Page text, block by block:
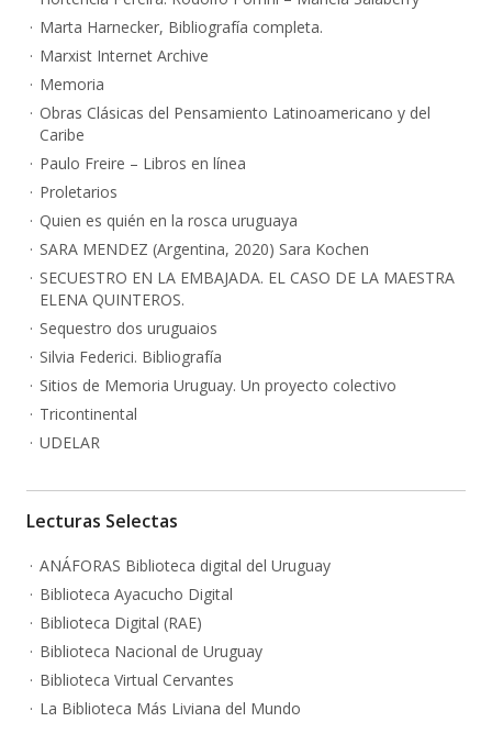
Marta Harnecker, Bibliografía completa.
Marxist Internet Archive
Memoria
Obras Clásicas del Pensamiento Latinoamericano y del
Caribe
Paulo Freire – Libros en línea
Proletarios
Quien es quién en la rosca uruguaya
SARA MENDEZ (Argentina, 2020) Sara Kochen
SECUESTRO EN LA EMBAJADA. EL CASO DE LA MAESTRA
ELENA QUINTEROS.
Sequestro dos uruguaios
Silvia Federici. Bibliografía
Sitios de Memoria Uruguay. Un proyecto colectivo
Tricontinental
UDELAR
Lecturas Selectas
ANÁFORAS Biblioteca digital del Uruguay
Biblioteca Ayacucho Digital
Biblioteca Digital (RAE)
Biblioteca Nacional de Uruguay
Biblioteca Virtual Cervantes
La Biblioteca Más Liviana del Mundo